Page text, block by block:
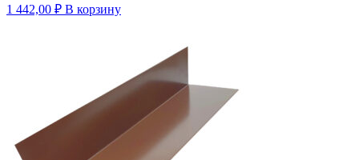
1 442,00 ₽ В корзину